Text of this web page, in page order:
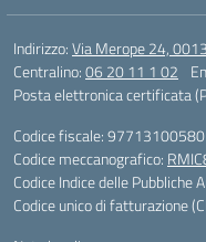
Indirizzo:Via Merope 24,
Centralino:06 20 11 1 02
Posta elettronica certificata
Codice fiscale: 97713100580
Codice meccanografico:
Codice Indice delle Pubbliche
Codice unico di fatturazione